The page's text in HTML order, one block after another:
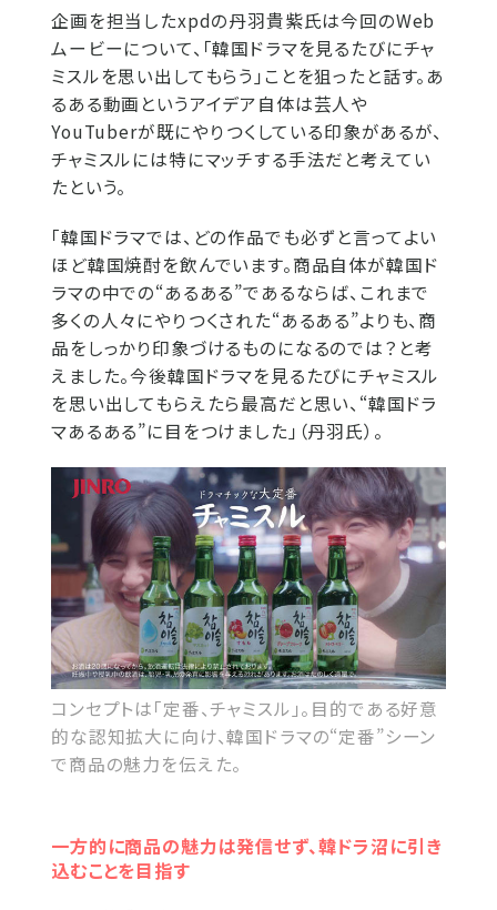
企画を担当したxpdの丹羽貴紫氏は今回のWeb
ムービーについて、「韓国ドラマを見るたびにチャ
ミスルを思い出してもらう」ことを狙ったと話す。あ
るある動画というアイデア自体は芸人や
YouTuberが既にやりつくしている印象があるが、
チャミスルには特にマッチする手法だと考えてい
たという。
「韓国ドラマでは、どの作品でも必ずと言ってよい
ほど韓国焼酎を飲んでいます。商品自体が韓国ド
ラマの中での“あるある”であるならば、これまで
多くの人々にやりつくされた“あるある”よりも、商
品をしっかり印象づけるものになるのでは？と考
えました。今後韓国ドラマを見るたびにチャミスル
を思い出してもらえたら最高だと思い、“韓国ドラ
マあるある”に目をつけました」（丹羽氏）。
コンセプトは「定番、チャミスル」。目的である好意
的な認知拡大に向け、韓国ドラマの“定番”シーン
で商品の魅力を伝えた。
一方的に商品の魅力は発信せず、韓ドラ沼に引き
込むことを目指す